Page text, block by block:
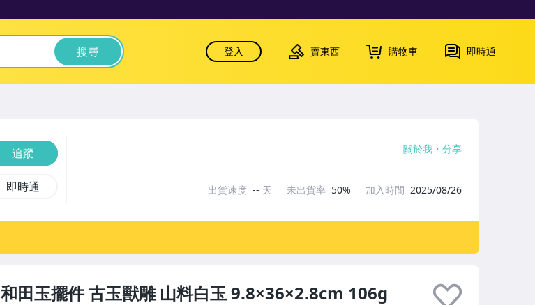
搜尋 登入 賣東西 購物車 即時通
和田玉擺件 古玉獸雕 山料白玉 9.8×36×2.8cm 106g
追蹤
即時通
關於我 分享
出貨速度 -- 天 未出貨率 50% 加入時間 2025/08/26